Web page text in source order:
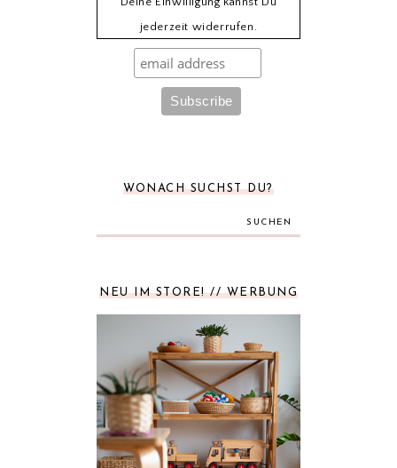
jederzeit widerrufen.
WONACH SUCHST DU?
SUCHEN
NEU IM STORE! // WERBUNG